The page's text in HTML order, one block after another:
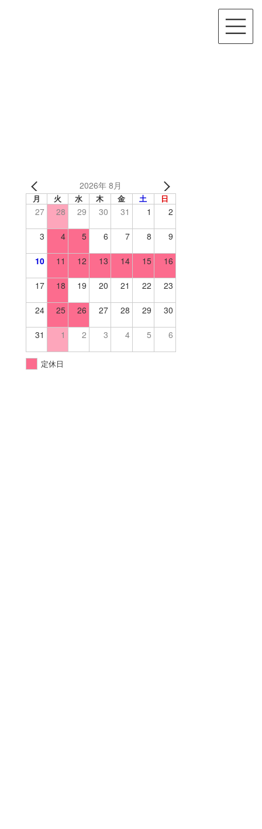
2026年 8月
月 火 水 木 金 土 日
27 28 29 30 31 1 2
3 4 5 6 7 8 9
10 11 12 13 14 15 16
17 18 19 20 21 22 23
24 25 26 27 28 29 30
31 1 2 3 4 5 6
定休日